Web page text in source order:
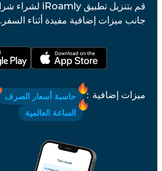
جانب ميزات إضافية مفيدة أثناء السفر.
ميزات إضافية ： حاسبة أسعار الصرف
الساعة العالمية